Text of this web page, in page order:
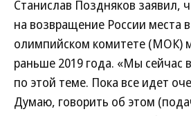
Станислав Поздняков заявил,
на возвращение России
олимпийском комитете (МОК)
раньше 2019 года. «Мы сейчас
по этой теме. Пока все идет
Думаю, говорить об этом